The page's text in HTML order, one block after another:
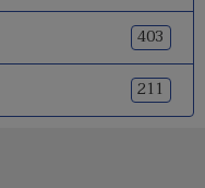
403
211